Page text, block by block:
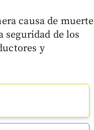
causa de muerte
seguridad de los
y